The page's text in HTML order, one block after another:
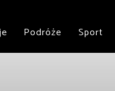
Podróże Sport